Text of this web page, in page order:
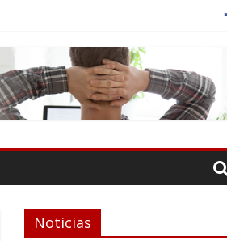
Noticias